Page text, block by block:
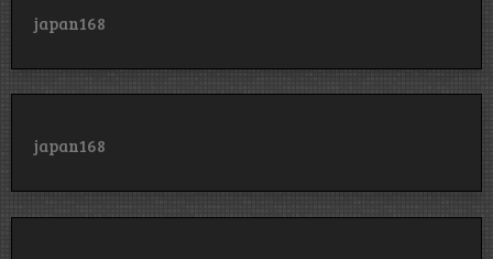
japan168
japan168